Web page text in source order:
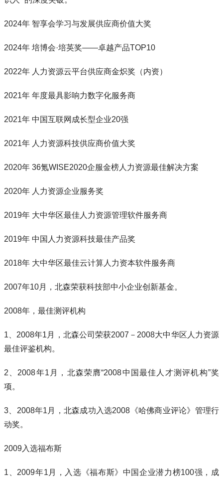
2024年 智享会学习与发展供应商价值大奖
2024年 培博会·培英奖——卓越产品TOP10
2022年 人力资源云平台供应商金炽奖（内资）
2021年 年度最具影响力数字化服务商
2021年 中国互联网成长型企业20强
2021年 人力资源科技供应商价值大奖
2020年 36氪WISE2020企服金榜人力资源最佳解决方案
2020年 人力资源企业服务奖
2019年 大中华区最佳人力资源管理软件服务商
2019年 中国人力资源科技最佳产品奖
2018年 大中华区最佳云计算人力资本软件服务商
2007年10月，北森荣获科技部中小企业创新基金。
2008年，最佳测评机构
1、2008年1月，北森公司荣获2007－2008大中华区人力资源
最佳评鉴机构。
2、2008年1月，北森荣膺“2008中国最佳人才测评机构”奖
项。
3、2008年1月，北森成功入选2008《哈佛商业评论》管理行
动奖。
2009入选福布斯
1、2009年1月，入选《福布斯》中国企业潜力榜100强，成